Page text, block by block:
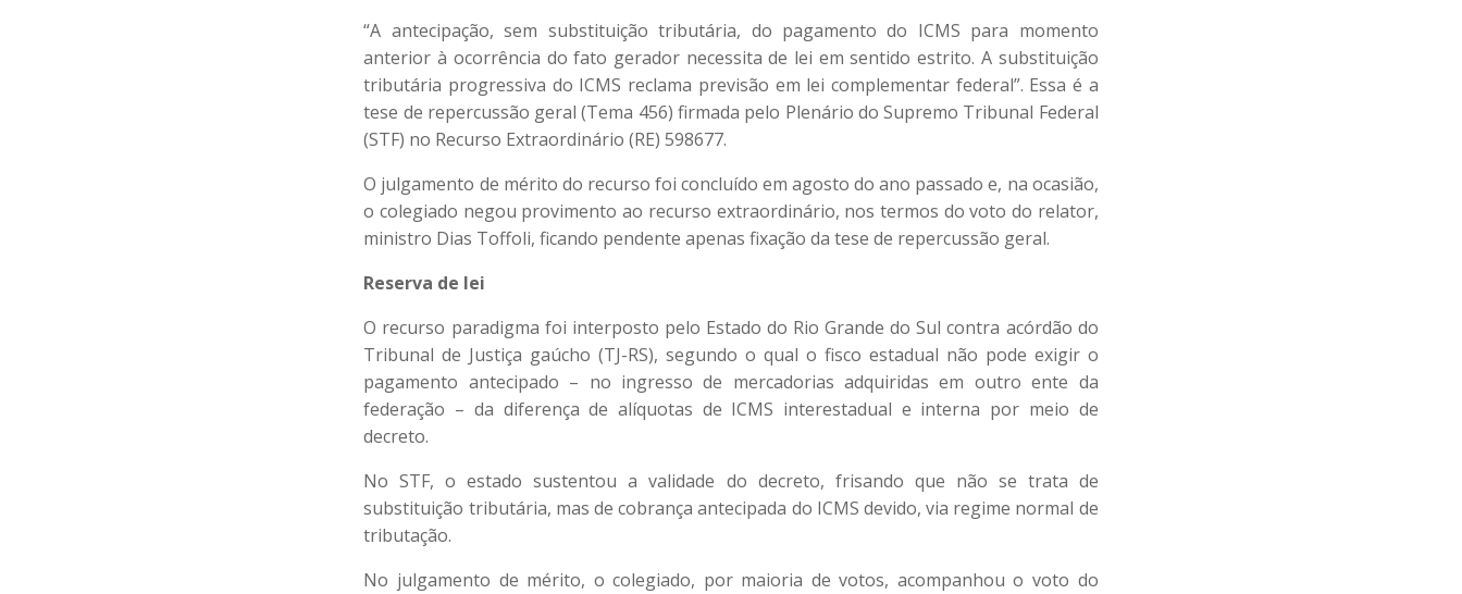
“A antecipação, sem substituição tributária, do pagamento do ICMS para momento
anterior à ocorrência do fato gerador necessita de lei em sentido estrito. A substituição
tributária progressiva do ICMS reclama previsão em lei complementar federal”. Essa é a
tese de repercussão geral (Tema 456) firmada pelo Plenário do Supremo Tribunal Federal
(STF) no Recurso Extraordinário (RE) 598677.
O julgamento de mérito do recurso foi concluído em agosto do ano passado e, na ocasião,
o colegiado negou provimento ao recurso extraordinário, nos termos do voto do relator,
ministro Dias Toffoli, ficando pendente apenas fixação da tese de repercussão geral.
Reserva de lei
O recurso paradigma foi interposto pelo Estado do Rio Grande do Sul contra acórdão do
Tribunal de Justiça gaúcho (TJ-RS), segundo o qual o fisco estadual não pode exigir o
pagamento antecipado – no ingresso de mercadorias adquiridas em outro ente da
federação – da diferença de alíquotas de ICMS interestadual e interna por meio de
decreto.
No STF, o estado sustentou a validade do decreto, frisando que não se trata de
substituição tributária, mas de cobrança antecipada do ICMS devido, via regime normal de
tributação.
No julgamento de mérito, o colegiado, por maioria de votos, acompanhou o voto do